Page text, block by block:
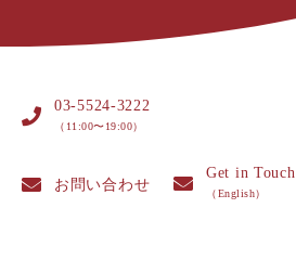
03-5524-3222
（11:00〜19:00）
お問い合わせ
Get in Touch
（English）